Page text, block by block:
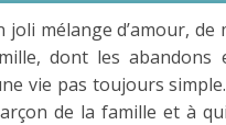
mélange d’amour,
dont les
vie pas toujours
de la famille et à